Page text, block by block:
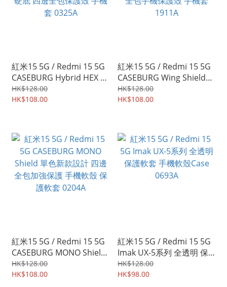
紅米15 5G / Redmi 15 5G
CASEBURG Hybrid HEX 雙
物料加強防撞 軟邊硬底 四
邊全包保護殼 手機套
HK$128.00
HK$108.00
紅米15 5G / Redmi 15 5G
CASEBURG Wing Shield
磁貼環 磁吸環 四邊全包手
機保護殼 手機套 1911A
HK$128.00
HK$108.00
紅米15 5G / Redmi 15 5G
CASEBURG MONO Shield
單色新款設計 四邊全包加
強保護 手機軟殼 保護軟套
HK$128.00
HK$108.00
紅米15 5G / Redmi 15 5G
Imak UX-5系列 全透明 保
護軟套 手機軟殼Case
0693A
HK$128.00
HK$98.00